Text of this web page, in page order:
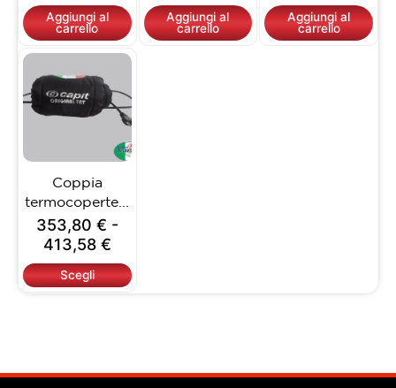
Aggiungi al
carrello
Aggiungi al
carrello
Aggiungi al
carrello
Coppia
termocoperte...
353,80 € -
413,58 €
Fascia
prezzo:
da
a
Scegli
Questo
prodotto
ha
più
opzioni
possono
essere
scelte
nella
pagina
del